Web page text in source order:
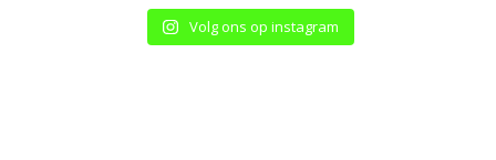
Volg ons op instagram